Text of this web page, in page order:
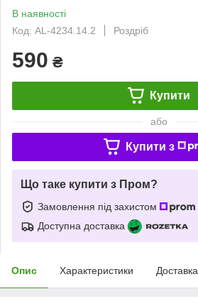
В наявності
Код: AL-4234.14.2
Роздріб
590 ₴
Купити
або
Купити з
Що таке купити з Пром?
Замовлення під захистом
Доступна доставка
Опис Характеристики Доставка